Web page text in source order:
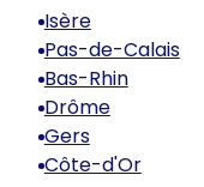
Isère
Pas-de-Calais
Bas-Rhin
Drôme
Gers
Côte-d'Or